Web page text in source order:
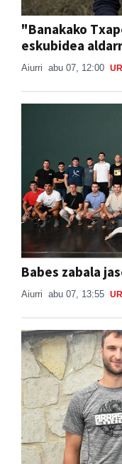
"Banakako
eskubidea
Aiurri abu 07, 12:00
Babes zabala
Aiurri abu 07, 13:55